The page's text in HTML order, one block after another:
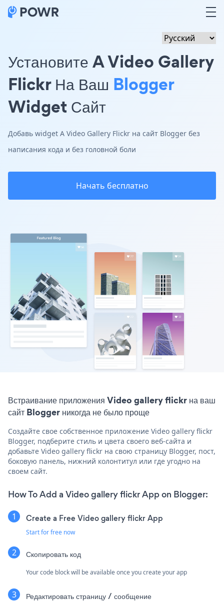
Установите A Video Gallery
Flickr На Ваш Blogger
Widget Сайт
Добавь widget A Video Gallery Flickr на сайт Blogger без
написания кода и без головной боли
Начать бесплатно
Встраивание приложения Video gallery flickr на ваш
сайт Blogger никогда не было проще
Создайте свое собственное приложение Video gallery flickr
Blogger, подберите стиль и цвета своего веб-сайта и
добавьте Video gallery flickr на свою страницу Blogger, пост,
боковую панель, нижний колонтитул или где угодно на
своем сайт.
How To Add a Video gallery flickr App on Blogger:
Create a Free Video gallery flickr App
Start for free now
Скопировать код
Your code block will be available once you create your app
Редактировать страницу / сообщение